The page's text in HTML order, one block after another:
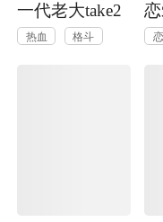
一代老大take2
热血 格斗